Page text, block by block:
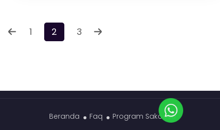
Paginasi
1 2 3
Beranda Faq Program Sakoosu